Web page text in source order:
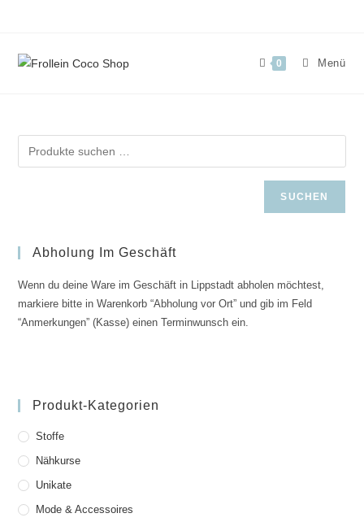
0 Menü
SUCHEN
Abholung Im Geschäft
Wenn du deine Ware im Geschäft in Lippstadt abholen möchtest,
markiere bitte in Warenkorb “Abholung vor Ort” und gib im Feld
“Anmerkungen” (Kasse) einen Terminwunsch ein.
Produkt-Kategorien
Stoffe
Nähkurse
Unikate
Mode & Accessoires